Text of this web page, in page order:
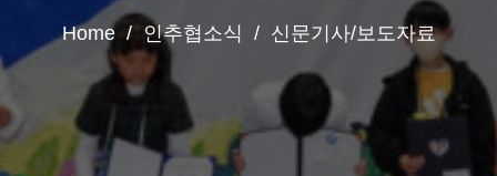
Home / 인추협소식 / 신문기사/보도자료